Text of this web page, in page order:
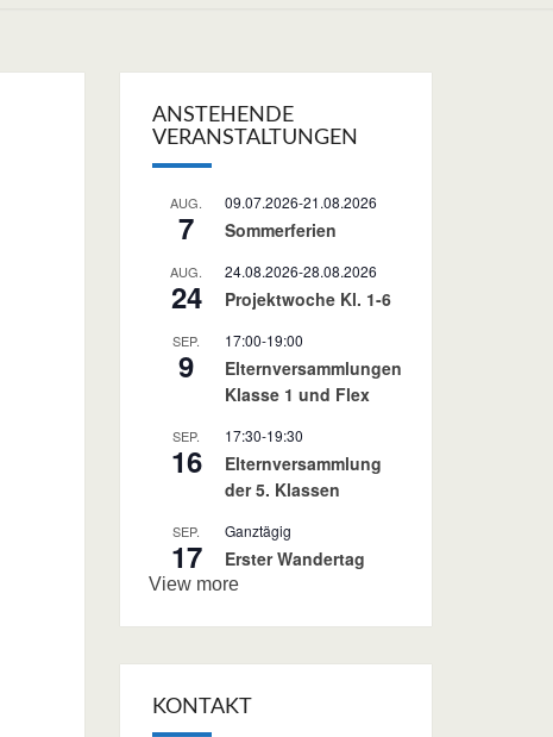
ANSTEHENDE
VERANSTALTUNGEN
AUG.
7
09.07.2026-21.08.2026
Sommerferien
AUG.
24
24.08.2026-28.08.2026
Projektwoche Kl. 1-6
SEP.
9
17:00-19:00
Elternversammlungen
Klasse 1 und Flex
SEP.
16
17:30-19:30
Elternversammlung
der 5. Klassen
SEP.
17
Ganztägig
Erster Wandertag
View more
KONTAKT